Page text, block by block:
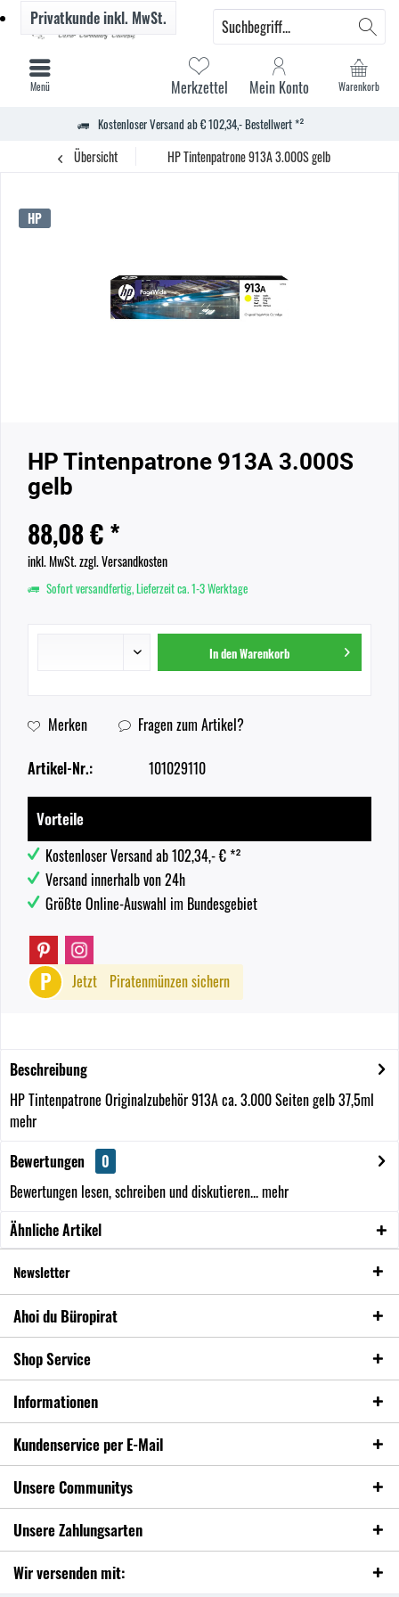
Kostenloser Versand ab € 102,34,- Bestellwert *²
Warenkorb
Merkzettel Mein Konto
Privatkundeinkl. MwSt.
Menü
Übersicht HP Tintenpatrone 913A 3.000S gelb
HP
HP Tintenpatrone 913A 3.000S
gelb
88,08 € *
inkl. MwSt.zzgl. Versandkosten
Sofort versandfertig, Lieferzeit ca. 1-3 Werktage
In denWarenkorb
Merken Fragen zum Artikel?
Artikel-Nr.: 101029110
Vorteile
Kostenloser Versand ab 102,34,- € *²
Versand innerhalb von 24h
Größte Online-Auswahl im Bundesgebiet
P Jetzt Piratenmünzen sichern
Beschreibung
HP Tintenpatrone Originalzubehör 913A ca. 3.000 Seiten gelb 37,5ml
mehr
Bewertungen
0
Bewertungen lesen, schreiben und diskutieren...mehr
Ähnliche Artikel
Newsletter
Ahoi du Büropirat
Shop Service
Informationen
Kundenservice per E-Mail
Unsere Communitys
Unsere Zahlungsarten
Wir versenden mit: